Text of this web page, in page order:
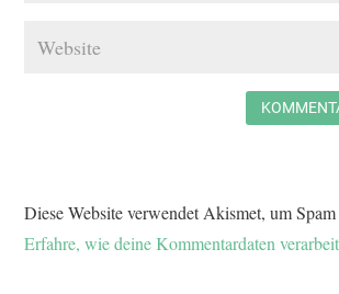
Diese Website verwendet Akismet, um
Erfahre, wie deine Kommentardaten